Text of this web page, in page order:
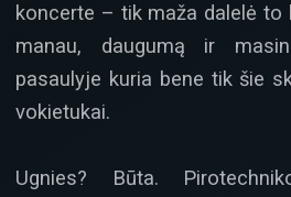
koncerte – tik maža dalelė to
manau, daugumą ir
pasaulyje kuria bene tik šie
vokietukai.
Ugnies? Būta.